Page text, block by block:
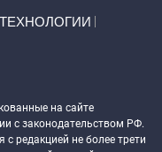
ТЕХНОЛОГИИ
на сайте
с законодательством РФ.
с редакцией не более трети